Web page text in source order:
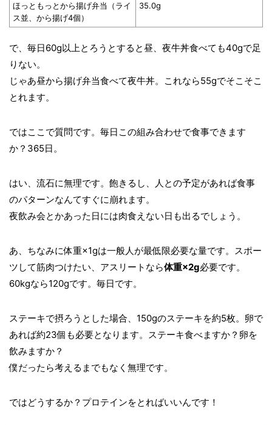
ほっともっとから揚げ弁当（ライ
ス並、から揚げ4個）
35.0g
で、毎日60g以上とろうとすると昼、夜牛丼食べても40gで足
りない。
じゃあ昼から揚げ弁当食べて夜牛丼。これなら55gでそこそこ
とれます。
ではここで質問です。毎日この組み合わせで食事できます
か？365日。
はい、流石に無理です。飽きるし、人との予定があれば食事
のパターンなんてすぐに崩れます。
夜飲み会とかあった日には肉食えない日も出るでしょう。
あ、ちなみに体重×1gは一般人が最低限必要な量です。スポー
ツして筋肉つけたい、アスリートなら体重×2g必要です。
60kgなら120gです。毎日です。
ステーキで摂ろうとした場合、150gのステーキを約5枚。卵で
あれば約23個も必要となります。ステーキ食べますか？卵を
飲みますか？
僕だったら考えるまでもなく無理です。
ではどうするか？プロテインをとればいいんです！